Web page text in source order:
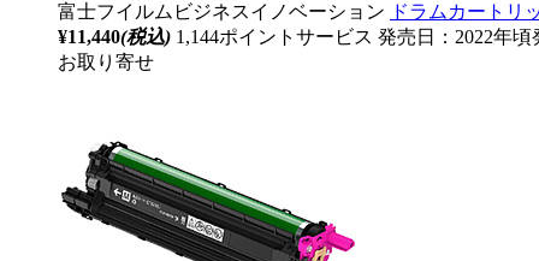
富士フイルムビジネスイノベーション ドラムカートリ
¥11,440(税込) 1,144ポイントサービス 発売日：2022年頃
お取り寄せ